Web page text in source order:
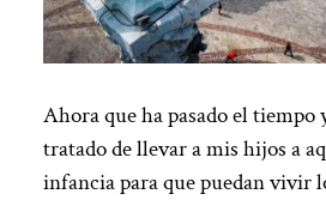
Ahora que ha pasado el tiempo
tratado de llevar a mis hijos a
infancia para que puedan vivir